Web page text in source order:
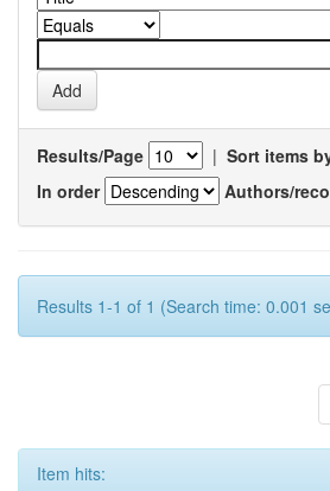
Results/Page | Sort items
In order
Authors/
Results 1-1 of 1 (Search time: 0.001
Item hits: